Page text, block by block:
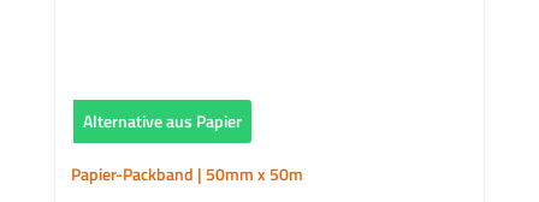
Alternative aus Papier
Papier-Packband | 50mm x 50m